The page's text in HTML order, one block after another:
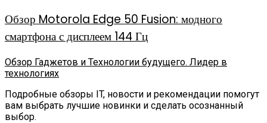
Обзор Motorola Edge 50 Fusion: модного
смартфона с дисплеем 144 Гц
Обзор Гаджетов и Технологии будущего. Лидер в
технологиях
Подробные обзоры IT, новости и рекомендации помогут
вам выбрать лучшие новинки и сделать осознанный
выбор.